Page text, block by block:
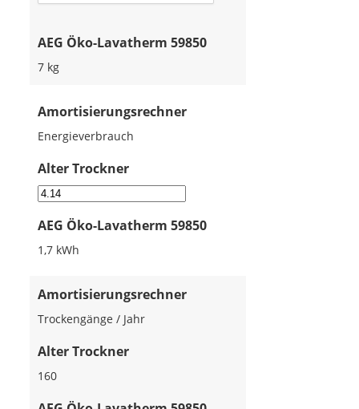
AEG Öko-Lavatherm 59850
7 kg
Amortisierungsrechner
Energieverbrauch
Alter Trockner
AEG Öko-Lavatherm 59850
1,7 kWh
Amortisierungsrechner
Trockengänge / Jahr
Alter Trockner
160